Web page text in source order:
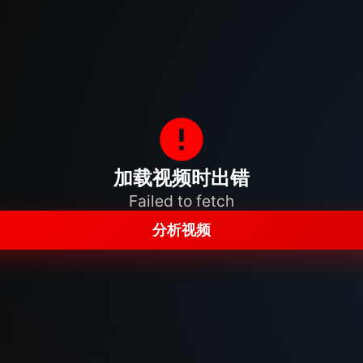
加载视频时出错
Failed to fetch
分析视频